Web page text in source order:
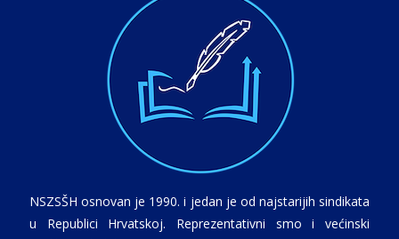
NSZSŠH osnovan je 1990. i jedan je od najstarijih sindikata
u Republici Hrvatskoj. Reprezentativni smo i većinski